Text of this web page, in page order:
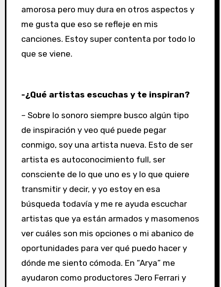
amorosa pero muy dura en otros aspectos y
me gusta que eso se refleje en mis
canciones. Estoy super contenta por todo lo
que se viene.
-¿Qué artistas escuchas y te inspiran?
– Sobre lo sonoro siempre busco algún tipo
de inspiración y veo qué puede pegar
conmigo, soy una artista nueva. Esto de ser
artista es autoconocimiento full, ser
consciente de lo que uno es y lo que quiere
transmitir y decir, y yo estoy en esa
búsqueda todavía y me re ayuda escuchar
artistas que ya están armados y masomenos
ver cuáles son mis opciones o mi abanico de
oportunidades para ver qué puedo hacer y
dónde me siento cómoda. En “Arya” me
ayudaron como productores Jero Ferrari y